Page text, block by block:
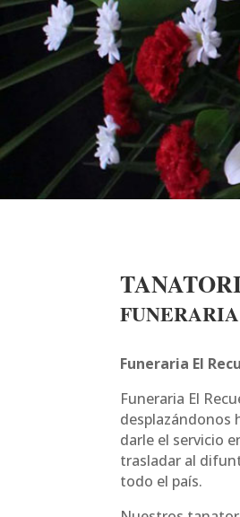
Funeraria El
Funeraria El
desplazándonos
darle el servicio
trasladar al
todo el país.